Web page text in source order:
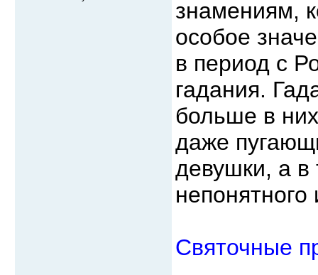
знамениям,
особое
в период с
гадания.
больше в
даже
девушки, а в
непонятного
Святочные